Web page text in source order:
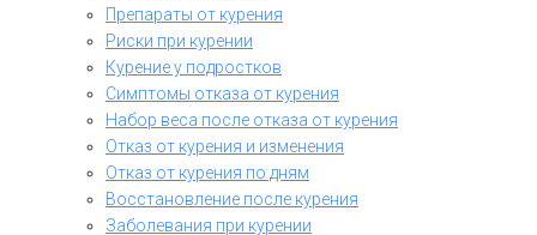
Препараты от курения
Риски при курении
Курение у подростков
Симптомы отказа от курения
Набор веса после отказа от курения
Отказ от курения и изменения
Отказ от курения по дням
Восстановление после курения
Заболевания при курении